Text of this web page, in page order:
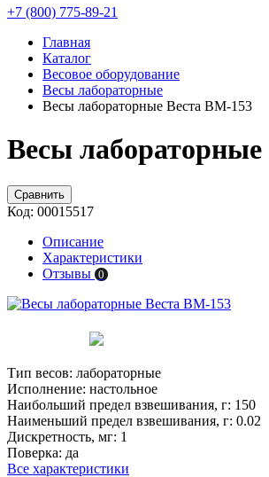
+7 (800) 775-89-21
Главная
Каталог
Весовое оборудование
Весы лабораторные
Весы лабораторные Веста ВМ-153
Весы
Сравнить
Код: 00015517
Описание
Характеристики
Отзывы 0
Тип весов: лабораторные
Исполнение: настольное
Наибольший предел взвешивания, г: 150
Наименьший предел взвешивания, г: 0.02
Дискретность, мг: 1
Поверка: да
Все характеристики